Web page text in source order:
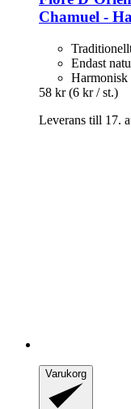
Chamuel -​
Endast
Harmonisk
58 kr (6 kr / st.)
Leverans till 17.
Varukorg